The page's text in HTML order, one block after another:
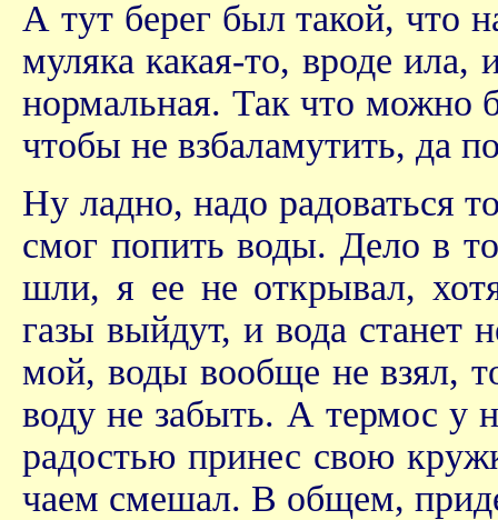
А тут берег был такой, что
муляка какая-то, вроде ила,
нормальная. Так что можно
чтобы не взбаламутить, да
Ну ладно, надо радоваться
смог попить воды. Дело в
шли, я ее не открывал,
газы выйдут, и вода станет
мой, воды вообще не взял,
воду не забыть. А термос у
радостью принес свою
чаем смешал. В общем,